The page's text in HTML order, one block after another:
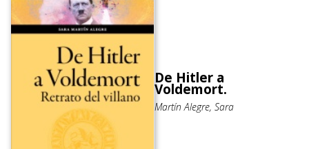
De Hitler a
Voldemort.
Martín Alegre, Sara